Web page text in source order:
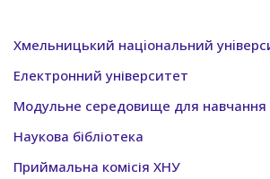
Хмельницький нацiональний
Електронний університет
Модульне середовище для навчання
Наукова бібліотека
Приймальна комісія ХНУ